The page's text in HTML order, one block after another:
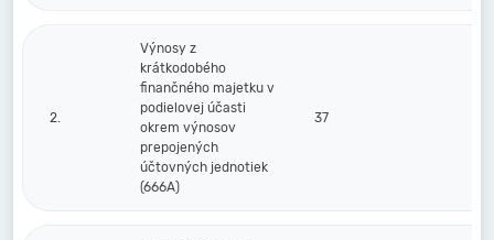
2.
Výnosy z
krátkodobého
finančného majetku v
podielovej účasti
okrem výnosov
prepojených
účtovných jednotiek
(666A)
37